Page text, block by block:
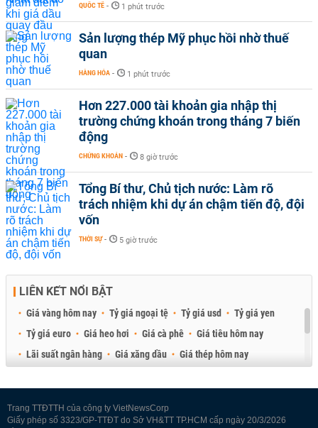
QUỐC TẾ - 1 phút trước
Sản lượng thép Mỹ phục hồi nhờ thuế
quan
HÀNG HÓA - 1 phút trước
Hơn 227.000 tài khoản gia nhập thị
trường chứng khoán trong tháng 7 biến
động
CHỨNG KHOÁN - 8 giờ trước
Tổng Bí thư, Chủ tịch nước: Làm rõ
trách nhiệm khi dự án chậm tiến độ, đội
vốn
THỜI SỰ - 5 giờ trước
LIÊN KẾT NỔI BẬT
Giá vàng hôm nay Tỷ giá ngoại tệ Tỷ giá usd
Tỷ giá yen
Tỷ giá euro
Giá heo hơi Giá cà phê
Giá tiêu hôm nay
Lãi suất ngân hàng
Giá xăng dầu
Giá thép hôm nay
Trang TTĐTTH của công ty VietNewsCorp
Giấy phép số 3323/GP-TTĐT do Sở VH&TT TP.HCM cấp ngày 20/3/2026